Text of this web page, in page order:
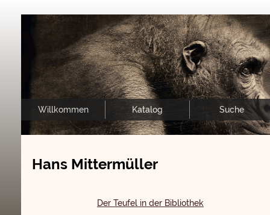
Willkommen Katalog Suche
Hans Mittermüller
Der Teufel in der Bibliothek